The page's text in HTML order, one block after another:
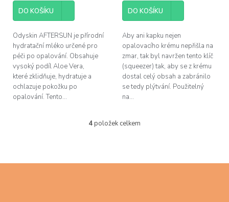
DO KOŠÍKU
Odyskin AFTERSUN je přírodní
hydratační mléko určené pro
péči po opalování. Obsahuje
vysoký podíl Aloe Vera,
které zklidňuje, hydratuje a
ochlazuje pokožku po
opalování. Tento...
DO KOŠÍKU
Aby ani kapku nejen
opalovacího krému nepřišla na
zmar, tak byl navržen tento klíč
(squeezer) tak, aby se z krému
dostal celý obsah a zabránilo
se tedy plýtvání. Použitelný
na...
O
d
4 položek celkem